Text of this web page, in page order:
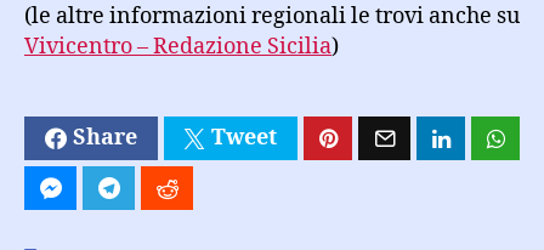
(le altre informazioni regionali le trovi anche su
Vivicentro – Redazione Sicilia)
Share Tweet